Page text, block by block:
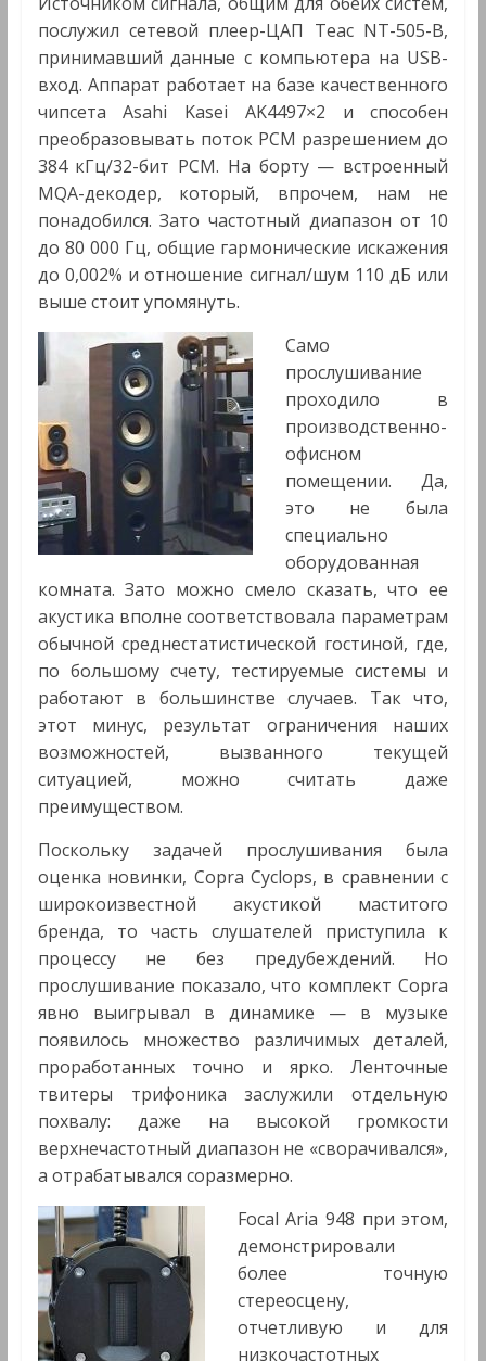
послужил сетевой плеер-ЦАП Teac NT-505-B,
принимавший данные с компьютера на USB-
вход. Аппарат работает на базе качественного
чипсета Asahi Kasei AK4497×2 и способен
преобразовывать поток PCM разрешением до
384 кГц/32-бит PCM. На борту — встроенный
MQA-декодер, который, впрочем, нам не
понадобился. Зато частотный диапазон от 10
до 80 000 Гц, общие гармонические искажения
до 0,002% и отношение сигнал/шум 110 дБ или
выше стоит упомянуть.
Само
прослушивание
проходило в
производственно-
офисном
помещении. Да,
это не была
специально
оборудованная
комната. Зато можно смело сказать, что ее
акустика вполне соответствовала параметрам
обычной среднестатистической гостиной, где,
по большому счету, тестируемые системы и
работают в большинстве случаев. Так что,
этот минус, результат ограничения наших
возможностей, вызванного текущей
ситуацией, можно считать даже
преимуществом.
Поскольку задачей прослушивания была
оценка новинки, Copra Cyclops, в сравнении с
широкоизвестной акустикой маститого
бренда, то часть слушателей приступила к
процессу не без предубеждений. Но
прослушивание показало, что комплект Copra
явно выигрывал в динамике — в музыке
появилось множество различимых деталей,
проработанных точно и ярко. Ленточные
твитеры трифоника заслужили отдельную
похвалу: даже на высокой громкости
верхнечастотный диапазон не «сворачивался»,
а отрабатывался соразмерно.
Focal Aria 948 при этом,
демонстрировали
более точную
стереосцену,
отчетливую и для
низкочастотных